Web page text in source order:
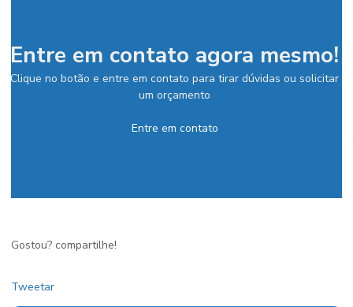
Entre em contato agora mesmo!
Clique no botão e entre em contato para tirar dúvidas ou solicitar
um orçamento
Entre em contato
Gostou? compartilhe!
Tweetar